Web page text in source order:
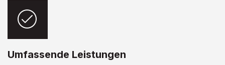
Umfassende Leistungen